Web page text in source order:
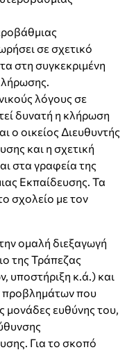
σε σχετικό
στη συγκεκριμένη
λόγους σε
δυνατή η κλήρωση
ο οικείος Διευθυντής
και η σχετική
στα γραφεία της
Εκπαίδευσης. Τα
σχολείο με τον
ομαλή διεξαγωγή
της Τράπεζας
υποστήριξη κ.ά.) και
προβλημάτων που
μονάδες ευθύνης του,
Για το σκοπό